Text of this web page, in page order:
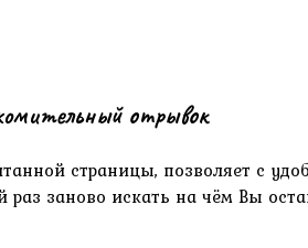
отрывок
страницы, позволяет с
заново искать на чём Вы